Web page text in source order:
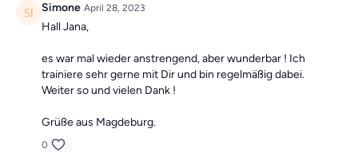
Simone April 28, 2023
Hall Jana,
es war mal wieder anstrengend, aber wunderbar ! Ich
trainiere sehr gerne mit Dir und bin regelmäßig dabei.
Weiter so und vielen Dank !
Grüße aus Magdeburg.
0